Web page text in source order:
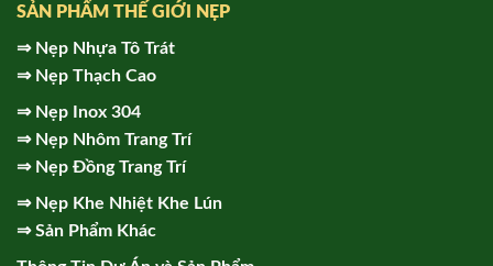
SẢN PHẨM THẾ GIỚI NẸP
⇒ Nẹp Nhựa Tô Trát
⇒ Nẹp Thạch Cao
⇒ Nẹp Inox 304
⇒ Nẹp Nhôm Trang Trí
⇒ Nẹp Đồng Trang Trí
⇒ Nẹp Khe Nhiệt Khe Lún
⇒Sản Phẩm Khác